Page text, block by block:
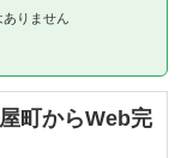
りません
町からWeb完